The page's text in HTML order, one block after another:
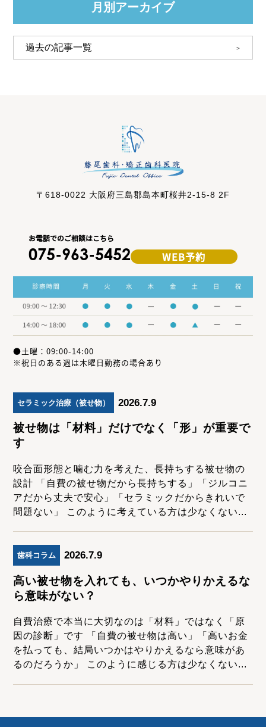
月別アーカイブ
〒618-0022 大阪府三島郡島本町桜井2-15-8 2F
お電話でのご相談はこちら
075-963-5452 WEB予約
●土曜：09:00-14:00
※祝日のある週は木曜日勤務の場合あり
セラミック治療（被せ物） 2026.7.9
被せ物は「材料」だけでなく「形」が重要で
す
咬合面形態と噛む力を考えた、長持ちする被せ物の
設計 「自費の被せ物だから長持ちする」「ジルコニ
アだから丈夫で安心」「セラミックだからきれいで
問題ない」 このように考えている方は少なくない...
歯科コラム 2026.7.9
高い被せ物を入れても、いつかやりかえるな
ら意味がない？
自費治療で本当に大切なのは「材料」ではなく「原
因の診断」です 「自費の被せ物は高い」「高いお金
を払っても、結局いつかはやりかえるなら意味があ
るのだろうか」 このように感じる方は少なくない...